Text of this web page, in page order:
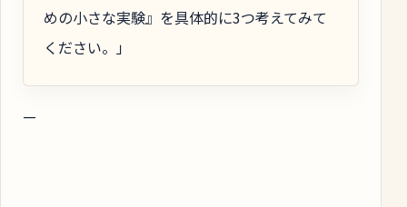
めの小さな実験』を具体的に3つ考えてみて
ください。」
—